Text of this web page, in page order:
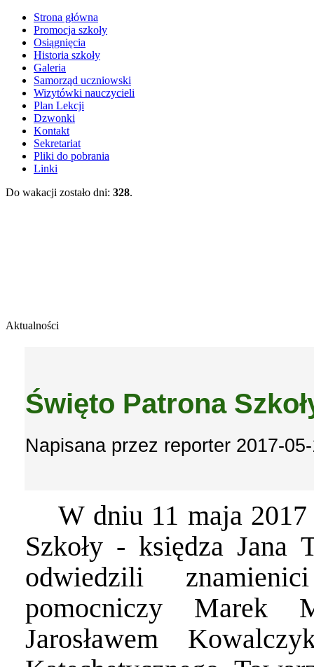
Strona główna
Promocja szkoły
Osiągnięcia
Historia szkoły
Galeria
Samorząd uczniowski
Wizytówki nauczycieli
Plan Lekcji
Dzwonki
Kontakt
Sekretariat
Pliki do pobrania
Linki
Do wakacji zostało dni: 328.
Aktualności
Święto Patrona
Napisana przez reporter 2017-
W dniu 11 maja
Szkoły - księdza Jana
odwiedzili
pomocniczy Marek
Jarosławem